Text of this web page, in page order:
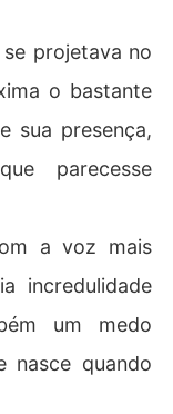
projetava no
o bastante
sua presença,
parecesse
a voz mais
incredulidade
um medo
nasce quando